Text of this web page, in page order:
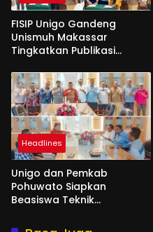
FISIP Unigo Gandeng
Unismuh Makassar
Tingkatkan Publikasi
Headlines
Unigo dan Pemkab
Pohuwato Siapkan
Beasiswa Teknik